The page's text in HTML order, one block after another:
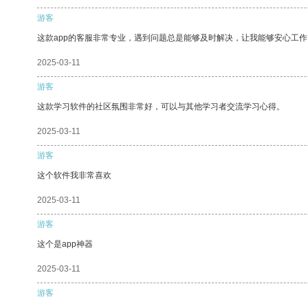
游客
这款app的客服非常专业，遇到问题总是能够及时解决，让我能够安心工
2025-03-11
游客
这款学习软件的社区氛围非常好，可以与其他学习者交流学习心得。
2025-03-11
游客
这个软件我非常喜欢
2025-03-11
游客
这个是app神器
2025-03-11
游客